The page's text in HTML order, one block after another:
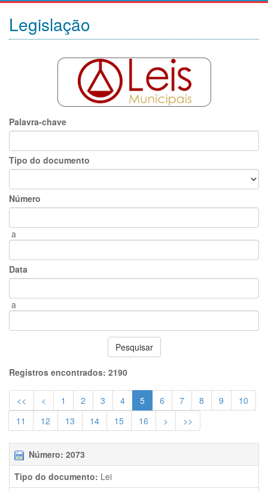
Legislação
Palavra-chave
Tipo do documento
Número
a
Data
a
Pesquisar
Registros encontrados: 2190
<< < 1 2 3 4 5 6 7 8 9
10
11
12 13 14 15 16 > >>
Número: 2073
Tipo do documento: Lei